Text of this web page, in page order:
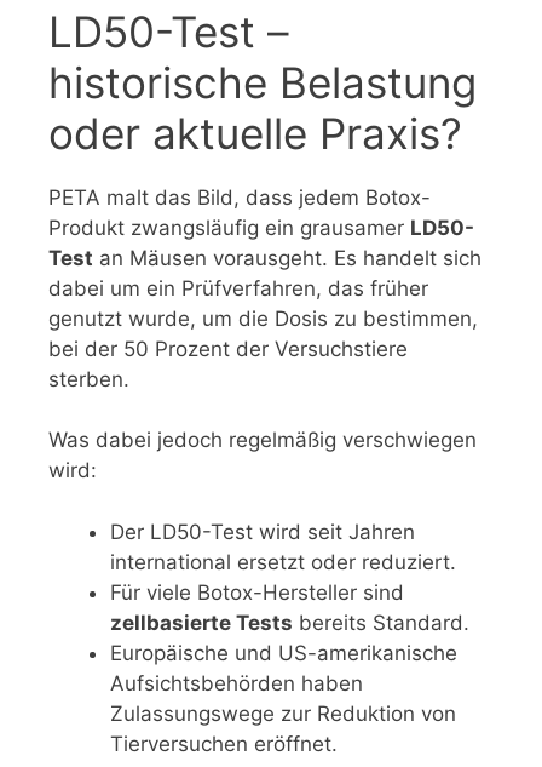
LD50-Test –
historische Belastung
oder aktuelle Praxis?
PETA malt das Bild, dass jedem Botox-
Produkt zwangsläufig ein grausamer LD50-
Test an Mäusen vorausgeht. Es handelt sich
dabei um ein Prüfverfahren, das früher
genutzt wurde, um die Dosis zu bestimmen,
bei der 50 Prozent der Versuchstiere
sterben.
Was dabei jedoch regelmäßig verschwiegen
wird:
Der LD50-Test wird seit Jahren
international ersetzt oder reduziert.
Für viele Botox-Hersteller sind
zellbasierte Tests bereits Standard.
Europäische und US-amerikanische
Aufsichtsbehörden haben
Zulassungswege zur Reduktion von
Tierversuchen eröffnet.